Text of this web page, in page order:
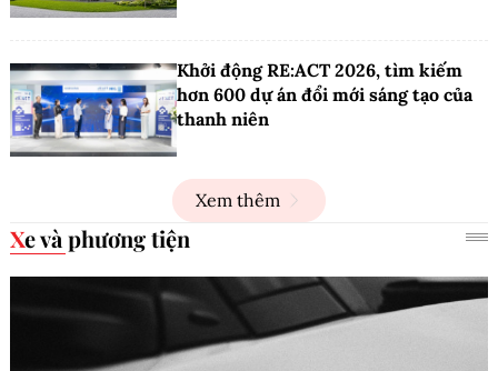
Khởi động RE:ACT 2026, tìm kiếm
hơn 600 dự án đổi mới sáng tạo của
thanh niên
Xem thêm
Xe và phương tiện